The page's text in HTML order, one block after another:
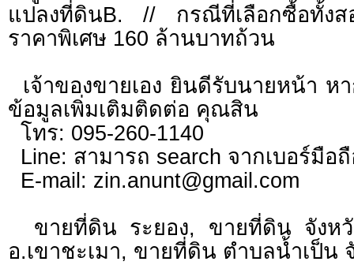
แปลงที่ดินB. // กรณีที่เลือกซื้อทั้งส
ราคาพิเศษ 160 ล้านบาทถ้วน
เจ้าของขายเอง ยินดีรับนายหน้า ห
ข้อมูลเพิ่มเติมติดต่อ คุณสิน
โทร: 095-260-1140
Line: สามารถ search จากเบอร์มือ
E-mail: zin.anunt@gmail.com
ขายที่ดิน ระยอง, ขายที่ดิน จังห
อ.เขาชะเมา, ขายที่ดิน ตำบลน้ำเป็น